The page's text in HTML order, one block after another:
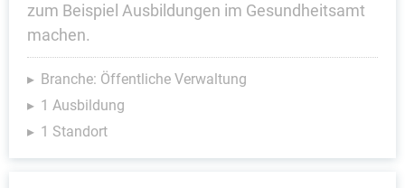
zum Beispiel Ausbildungen im Gesundheitsamt
machen.
Branche: Öffentliche Verwaltung
1 Ausbildung
1 Standort